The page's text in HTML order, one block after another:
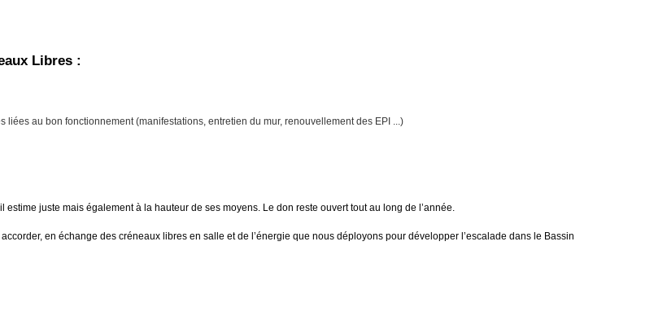
Libres :
liées au bon fonctionnement(manifestations, entretien du mur, renouvellement des EPI ...)
juste mais également à la hauteur de ses moyens. Le don reste ouvert tout au long de l’année.
en échange des créneaux libres en salle et de l’énergie que nous déployons pour développer l’escalade dans le Bassin